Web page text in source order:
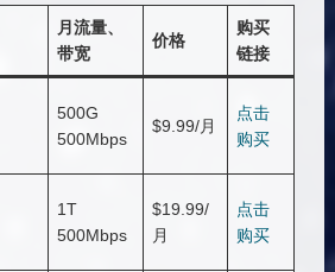
月流量、
带宽
价格
购买
链接
500G
500Mbps
$9.99/月
点击
购买
1T
500Mbps
$19.99/
月
点击
购买